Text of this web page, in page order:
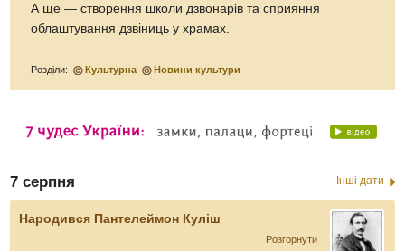
А ще — створення школи дзвонарів та сприяння
облаштування дзвіниць у храмах.
Розділи: Культурна Новини культури
7 серпня Інші дати
Народився Пантелеймон Куліш
Розгорнути